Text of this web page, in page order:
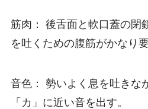
筋肉： 後舌面と軟口蓋の閉
を吐くための腹筋がかなり要
音色： 勢いよく息を吐きな
「カ」に近い音を出す。